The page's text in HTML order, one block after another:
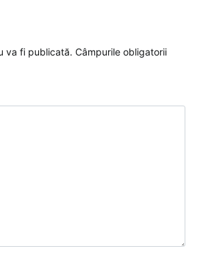
va fi publicată. Câmpurile obligatorii